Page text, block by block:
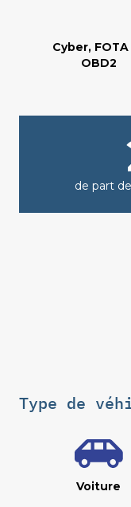
Cyber,
OBD2
de part
Type de
Voiture